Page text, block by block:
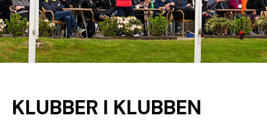
KLUBBER I KLUBBEN